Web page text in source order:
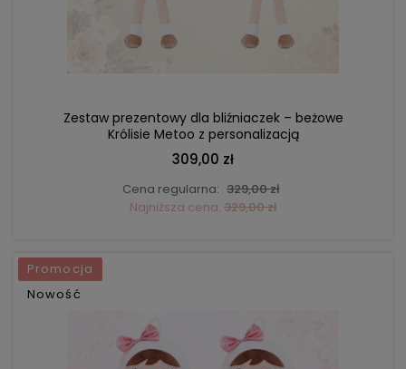
Zestaw prezentowy dla bliźniaczek – beżowe
Królisie Metoo z personalizacją
309,00 zł
Cena regularna: 329,00 zł
Najniższa cena: 329,00 zł
Promocja
Nowość